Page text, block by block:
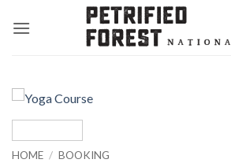
HOME / BOOKING